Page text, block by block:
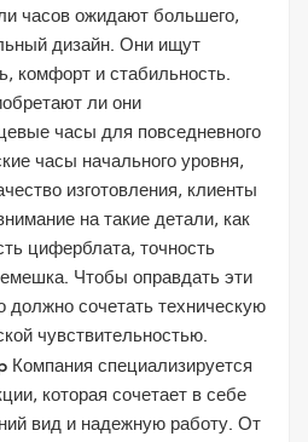
часов ожидают большего,
дизайн. Они ищут
комфорт и стабильность.
ли они
часы для повседневного
часы начального уровня,
изготовления, клиенты
на такие детали, как
циферблата, точность
Чтобы оправдать эти
должно сочетать техническую
чувствительностью.
Компания специализируется
которая сочетает в себе
вид и надежную работу. От